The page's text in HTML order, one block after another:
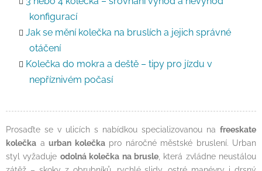
konfigurací
Jak se mění kolečka na bruslích a jejich správné
otáčení
Kolečka do mokra a deště – tipy pro jízdu v
nepříznivém počasí
Prosaďte se v ulicích s nabídkou specializovanou na freeskate
kolečka a urban kolečkapro náročné městské bruslení. Urban
styl vyžaduje odolná kolečka na brusle, která zvládne neustálou